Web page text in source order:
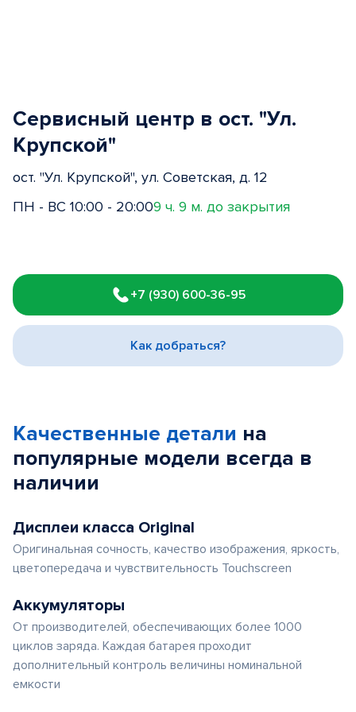
Сервисный центр в ост. "Ул.
Крупской"
ост. "Ул. Крупской", ул. Советская, д. 12
ПН - ВС 10:00 - 20:009 ч. 9 м. до закрытия
1
of
3
+7 (930) 600-36-95
Как добраться?
Качественные детали на
популярные модели всегда в
наличии
Дисплеи класса Original
Оригинальная сочность, качество изображения, яркость,
цветопередача и чувствительность Touchscreen
Аккумуляторы
От производителей, обеспечивающих более 1000
циклов заряда. Каждая батарея проходит
дополнительный контроль величины номинальной
емкости